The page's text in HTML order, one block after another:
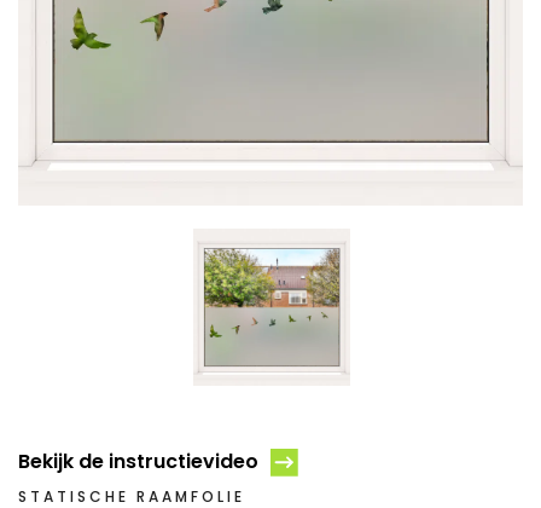
Bekijk de instructievideo
STATISCHE RAAMFOLIE